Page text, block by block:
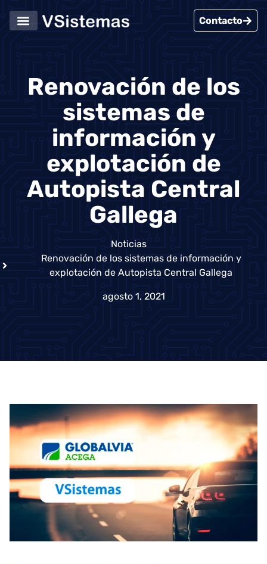
Contacto
Renovación de los
sistemas de
información y
explotación de
Autopista Central
Gallega
Noticias
Renovación de los sistemas de información y
explotación de Autopista Central Gallega
agosto 1, 2021